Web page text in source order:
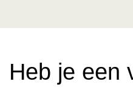
Heb je een